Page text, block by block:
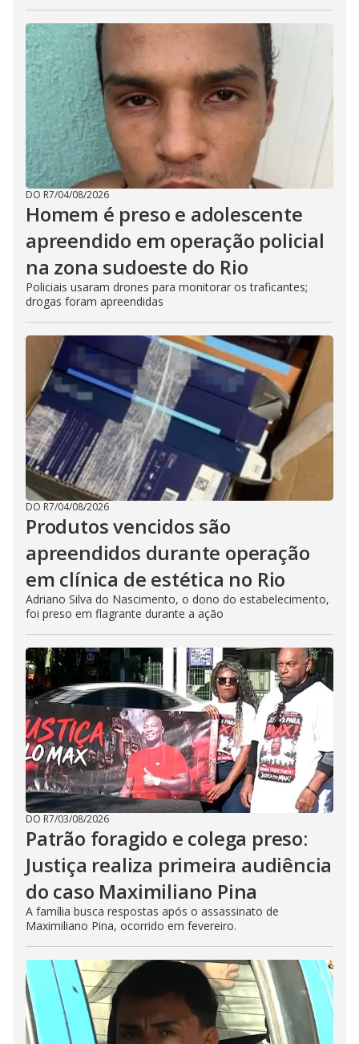
DO R7/04/08/2026
Homem é preso e adolescente
apreendido em operação policial
na zona sudoeste do Rio
Policiais usaram drones para monitorar os traficantes;
drogas foram apreendidas
DO R7/04/08/2026
Produtos vencidos são
apreendidos durante operação
em clínica de estética no Rio
Adriano Silva do Nascimento, o dono do estabelecimento,
foi preso em flagrante durante a ação
DO R7/03/08/2026
Patrão foragido e colega preso:
Justiça realiza primeira audiência
do caso Maximiliano Pina
A família busca respostas após o assassinato de
Maximiliano Pina, ocorrido em fevereiro.